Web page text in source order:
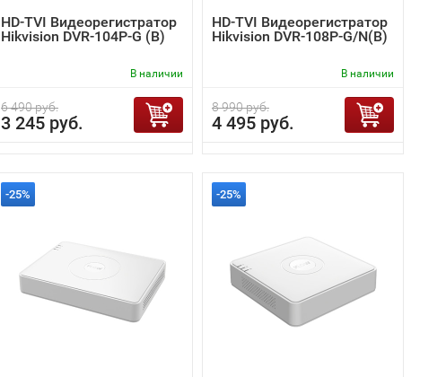
HD-TVI Видеорегистратор
Hikvision DVR-104P-G (B)
В наличии
6 490 руб.
3 245 руб.
HD-TVI Видеорегистратор
Hikvision DVR-108P-G/N(B)
В наличии
8 990 руб.
4 495 руб.
-25% -25%